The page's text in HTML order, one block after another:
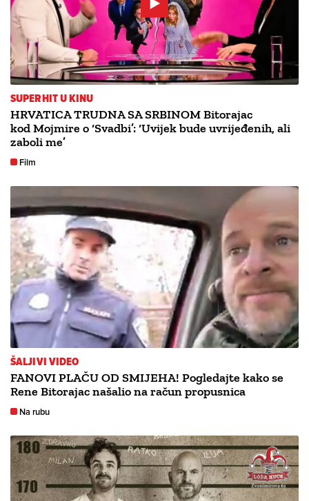
SUPERHIT U KINU
HRVATICA TRUDNA SA SRBINOM Bitorajac
kod Mojmire o ‘Svadbi’: ‘Uvijek bude uvrijeđenih, ali
zaboli me’
Film
ŠALJIVI VIDEO
FANOVI PLAČU OD SMIJEHA! Pogledajte kako se
Rene Bitorajac našalio na račun propusnica
Na rubu